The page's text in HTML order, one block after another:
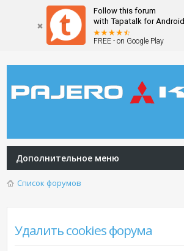
Follow this forum
with Tapatalk for Android
FREE - on Google Play
Дополнительное меню
Список форумов
Удалить cookies форума